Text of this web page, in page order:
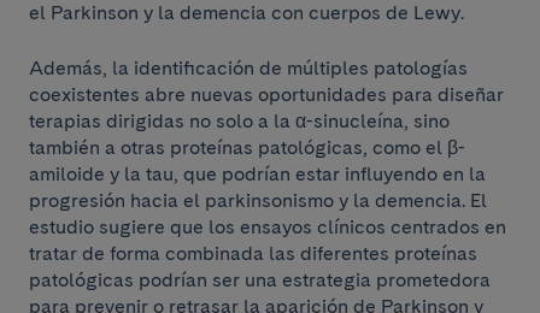
el Parkinson y la demencia con cuerpos de Lewy.
Además, la identificación de múltiples patologías
coexistentes abre nuevas oportunidades para diseñar
terapias dirigidas no solo a la α-sinucleína, sino
también a otras proteínas patológicas, como el β-
amiloide y la tau, que podrían estar influyendo en la
progresión hacia el parkinsonismo y la demencia. El
estudio sugiere que los ensayos clínicos centrados en
tratar de forma combinada las diferentes proteínas
patológicas podrían ser una estrategia prometedora
para prevenir o retrasar la aparición de Parkinson y